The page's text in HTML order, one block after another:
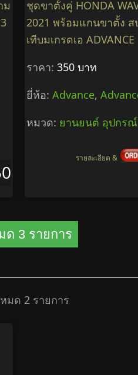
ม
ชุดขาตั้งคู่ HONDA
2021 พร้อมแกนขาตั้ง ส
เทีบมเกรดเอ ADVANCE
ราคา: 350 บาท
ยี่ห้อ: Advance,
หมวด: ยานยนต์ อุปกรณ์
รายละเอียด &
ด 3 รายการ
มด 2 รายการ